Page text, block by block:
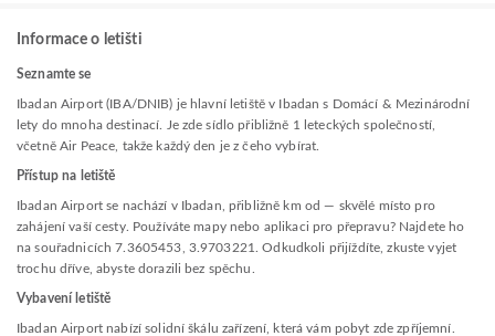
Informace o letišti
Seznamte se
Ibadan Airport (IBA/DNIB) je hlavní letiště v Ibadan s Domácí & Mezinárodní
lety do mnoha destinací. Je zde sídlo přibližně 1 leteckých společností,
včetně Air Peace, takže každý den je z čeho vybírat.
Přístup na letiště
Ibadan Airport se nachází v Ibadan, přibližně km od — skvělé místo pro
zahájení vaší cesty. Používáte mapy nebo aplikaci pro přepravu? Najdete ho
na souřadnicích 7.3605453, 3.9703221. Odkudkoli přijíždíte, zkuste vyjet
trochu dříve, abyste dorazili bez spěchu.
Vybavení letiště
Ibadan Airport nabízí solidní škálu zařízení, která vám pobyt zde zpříjemní.